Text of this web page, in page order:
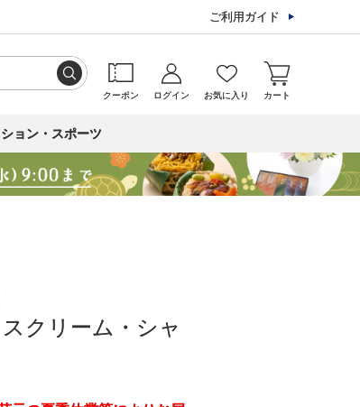
ご利用ガイド
クーポン ログイン お気に入り カート
ョン・スポーツ
クリーム・シャ